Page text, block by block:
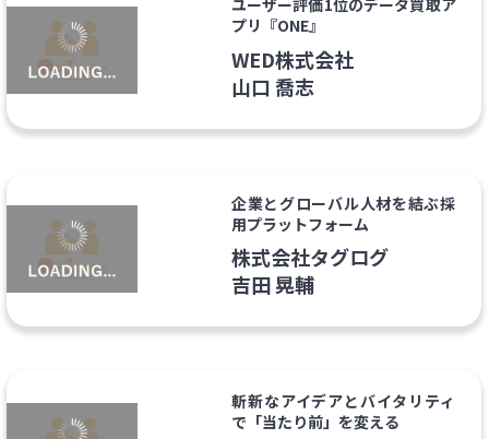
ユーザー評価1位のデータ買取ア
プリ『ONE』
WED株式会社
山口 喬志
企業とグローバル人材を結ぶ採
用プラットフォーム
株式会社タグログ
吉田 晃輔
斬新なアイデアとバイタリティ
で「当たり前」を変える